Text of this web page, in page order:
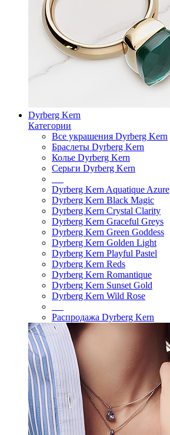
Dyrberg Kern
Категории
Все украшения Dyrberg Kern
Браслеты Dyrberg Kern
Колье Dyrberg Kern
Серьги Dyrberg Kern
Dyrberg Kern Aquatique Azure
Dyrberg Kern Black Magic
Dyrberg Kern Crystal Clarity
Dyrberg Kern Graceful Greys
Dyrberg Kern Green Goddess
Dyrberg Kern Golden Light
Dyrberg Kern Playful Pastel
Dyrberg Kern Reds
Dyrberg Kern Romantique
Dyrberg Kern Sunset Gold
Dyrberg Kern Wild Rose
Распродажа Dyrberg Kern